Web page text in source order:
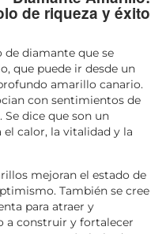
de riqueza y éxito
diamante que se
que puede ir desde un
amarillo canario.
con sentimientos de
dice que son un
calor, la vitalidad y la
mejoran el estado de
También se cree
para atraer y
a construir y fortalecer